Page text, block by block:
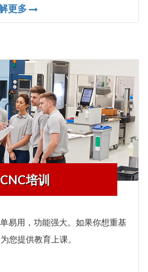
更多
培训
易用，功能强大。如果你想重基
您提供教育上课。